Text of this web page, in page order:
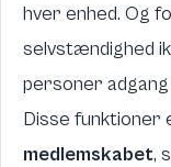
hver enhed. Og
selvstændighed
personer
Disse funktioner
medlemskabet,